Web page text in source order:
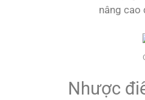
nâng cao
Nhược